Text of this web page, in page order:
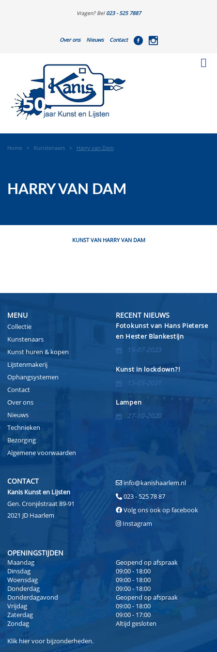
Vragen? Bel 023 - 525 7887
Over ons Nieuws Contact
Home > Kunstenaars > Harry van Dam
HARRY VAN DAM
KUNST VAN HARRY VAN DAM
MENU
Collectie
Kunstenaars
Kunst huren & kopen
Lijstenmakerij
Ophangsystemen
Contact
Over ons
Nieuws
Technieken
Bezorging
Algemene voorwaarden
RECENT NIEUWS
Fotokunst van Hans Pieterse
en Hester Blankestijn
15-07-2023
Kunst in lockdown?!
15-03-2021
Lampen
27-10-2020
CONTACT
Kanis Kunst en Lijsten
Gen. Cronjéstraat 89-91
2021 JD Haarlem
info@kanishaarlem.nl
023 - 525 78 87
Volg ons ook op facebook
Instagram
OPENINGSTIJDEN
Maandag
Geopend op afspraak
Dinsdag
09:00 - 18:00
Woensdag
09:00 - 18:00
Donderdag
09:00 - 18:00
Donderdagavond
Geopend op afspraak
Vrijdag
09:00 - 18:00
Zaterdag
09:00 - 17:00
Zondag
Altijd gesloten
Klik hiervoor bijzonderheden.